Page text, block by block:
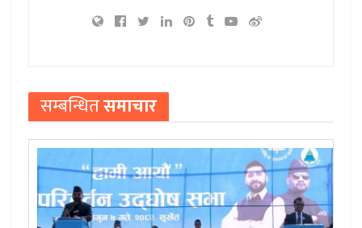
सम्बन्धितसमाचार